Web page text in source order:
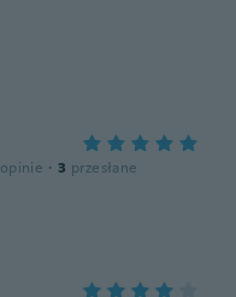
opinie · 3 przesłane